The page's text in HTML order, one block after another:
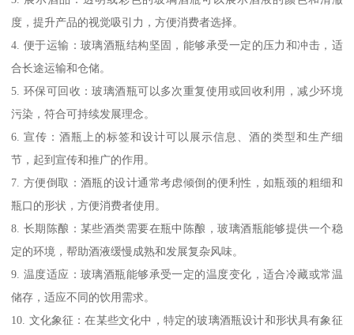
度，提升产品的视觉吸引力，方便消费者选择。
4. 便于运输：玻璃酒瓶结构坚固，能够承受一定的压力和冲击，适
合长途运输和仓储。
5. 环保可回收：玻璃酒瓶可以多次重复使用或回收利用，减少环境
污染，符合可持续发展理念。
6. 宣传：酒瓶上的标签和设计可以展示信息、酒的类型和生产细
节，起到宣传和推广的作用。
7. 方便倒取：酒瓶的设计通常考虑倾倒的便利性，如瓶颈的粗细和
瓶口的形状，方便消费者使用。
8. 长期陈酿：某些酒类需要在瓶中陈酿，玻璃酒瓶能够提供一个稳
定的环境，帮助酒液缓慢成熟和发展复杂风味。
9. 温度适应：玻璃酒瓶能够承受一定的温度变化，适合冷藏或常温
储存，适应不同的饮用需求。
10. 文化象征：在某些文化中，特定的玻璃酒瓶设计和形状具有象征